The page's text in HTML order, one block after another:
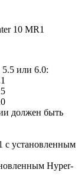
10 MR1
или 6.0:
должен быть
с установленным
Hyper-